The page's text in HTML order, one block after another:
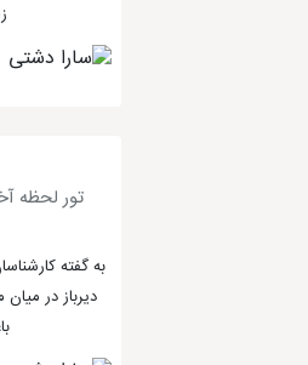
تور لحظه
به گفته
دیرباز در